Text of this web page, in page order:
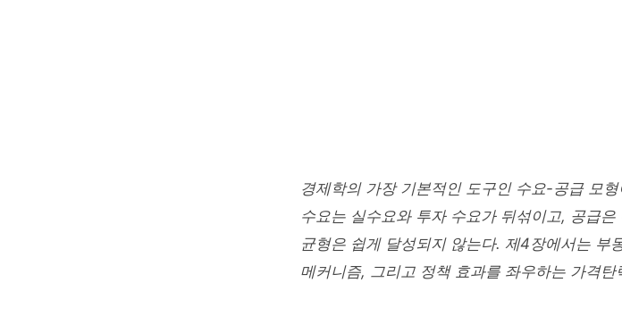
경제학의 가장 기본적인 도구인 수요-공급 모
수요는 실수요와 투자 수요가 뒤섞이고, 공급
균형은 쉽게 달성되지 않는다. 제4장에서는 부
메커니즘, 그리고 정책 효과를 좌우하는 가격탄